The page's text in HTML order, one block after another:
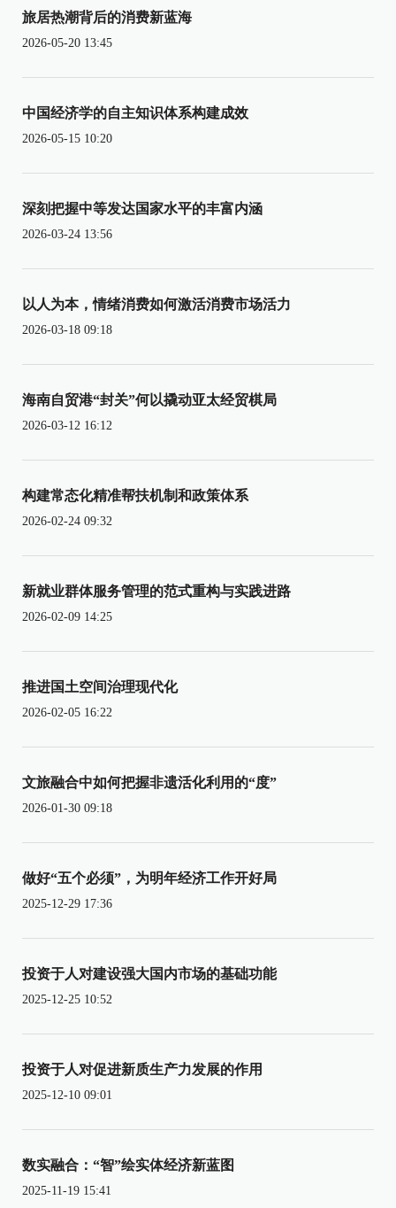
旅居热潮背后的消费新蓝海
2026-05-20 13:45
中国经济学的自主知识体系构建成效
2026-05-15 10:20
深刻把握中等发达国家水平的丰富内涵
2026-03-24 13:56
以人为本，情绪消费如何激活消费市场活力
2026-03-18 09:18
海南自贸港“封关”何以撬动亚太经贸棋局
2026-03-12 16:12
构建常态化精准帮扶机制和政策体系
2026-02-24 09:32
新就业群体服务管理的范式重构与实践进路
2026-02-09 14:25
推进国土空间治理现代化
2026-02-05 16:22
文旅融合中如何把握非遗活化利用的“度”
2026-01-30 09:18
做好“五个必须”，为明年经济工作开好局
2025-12-29 17:36
投资于人对建设强大国内市场的基础功能
2025-12-25 10:52
投资于人对促进新质生产力发展的作用
2025-12-10 09:01
数实融合：“智”绘实体经济新蓝图
2025-11-19 15:41